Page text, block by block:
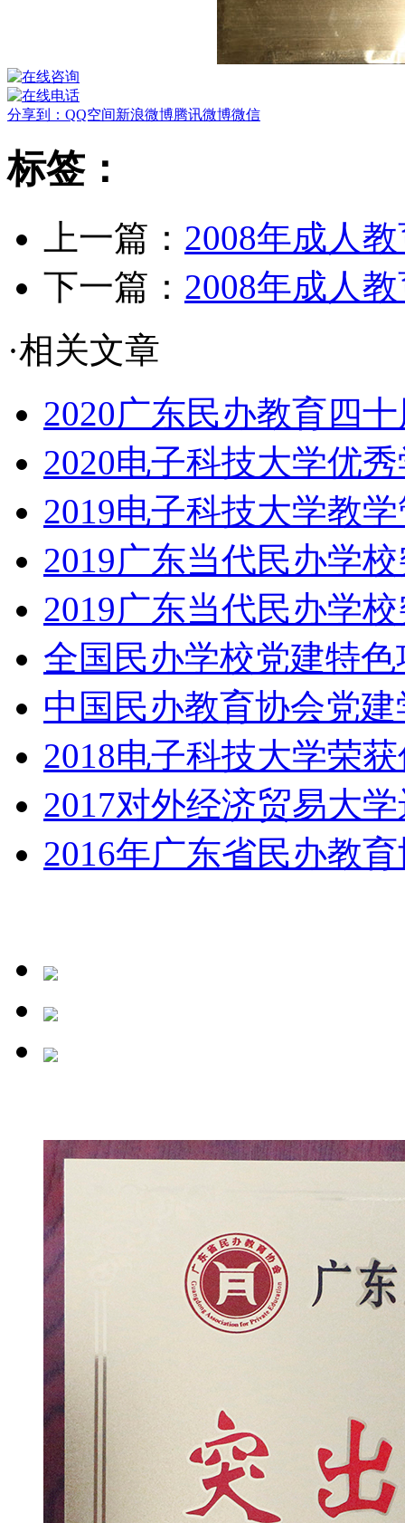
分享到： QQ空间新浪微博腾讯微博微信
标签：
上一篇： 2008年成人
下一篇： 2008年成人
·相关文章
2020广东民办教育四
2020电子科技大学优
2019电子科技大学教
2019广东当代民办学
2019广东当代民办学
全国民办学校党建特
中国民办教育协会党
2018电子科技大学荣
2017对外经济贸易大
2016年广东省民办教